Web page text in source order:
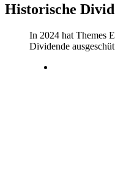
Historische
In 2024 hat Themes
Dividende